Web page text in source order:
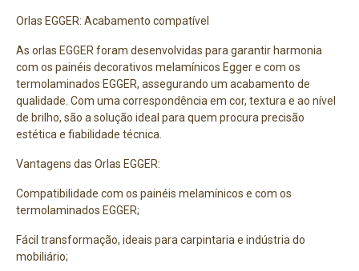
Orlas EGGER: Acabamento compatível
As orlas EGGER foram desenvolvidas para garantir harmonia
com os painéis decorativos melamínicos Egger e com os
termolaminados EGGER, assegurando um acabamento de
qualidade. Com uma correspondência em cor, textura e ao nível
de brilho, são a solução ideal para quem procura precisão
estética e fiabilidade técnica.
Vantagens das Orlas EGGER:
Compatibilidade com os painéis melamínicos e com os
termolaminados EGGER;
Fácil transformação, ideais para carpintaria e indústria do
mobiliário;